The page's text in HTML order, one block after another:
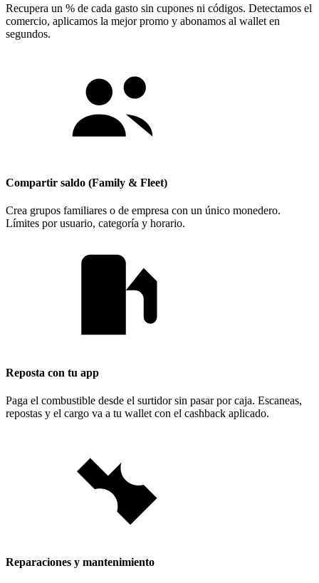
Recupera un % de cada gasto sin cupones ni códigos. Detectamos el
comercio, aplicamos la mejor promo y abonamos al wallet en
segundos.
Compartir saldo (Family & Fleet)
Crea grupos familiares o de empresa con un único monedero.
Límites por usuario, categoría y horario.
Reposta con tu app
Paga el combustible desde el surtidor sin pasar por caja. Escaneas,
repostas y el cargo va a tu wallet con el cashback aplicado.
Reparaciones y mantenimiento